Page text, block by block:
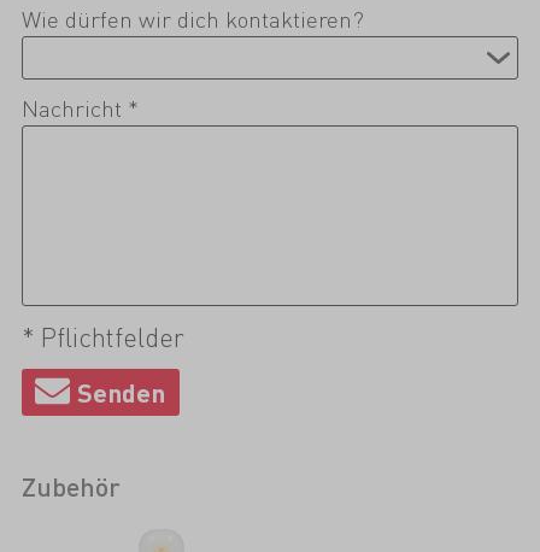
Wie dürfen wir dich kontaktieren?
Nachricht *
* Pflichtfelder
Zubehör